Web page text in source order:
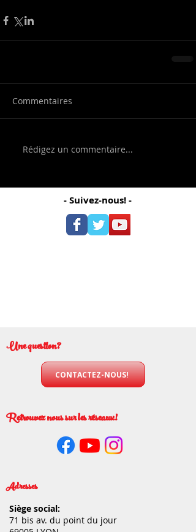
Commentaires
Rédigez un commentaire...
- Suivez-nous! -
Une question?
CONTACTEZ-NOUS!
Retrouvez nous sur les réseaux!
Adresses
Siège social:
71 bis av. du point du jour